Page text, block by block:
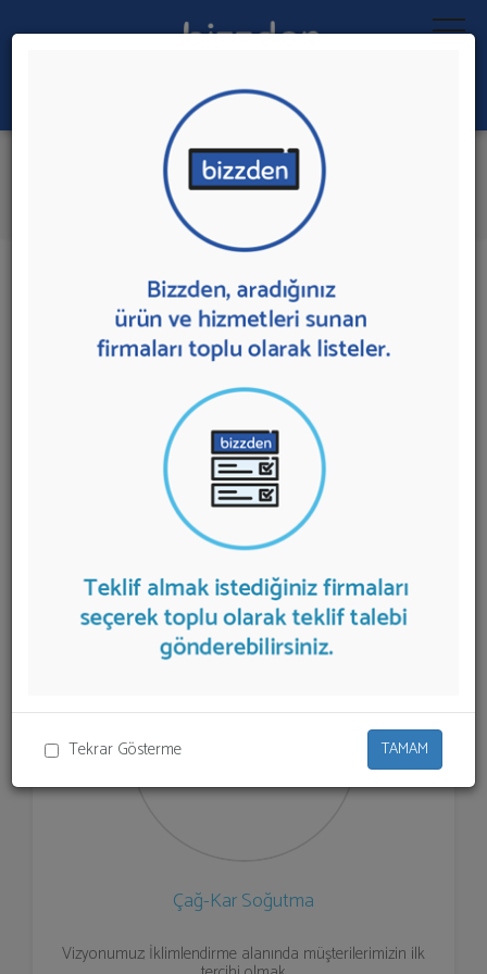
Tekrar Gösterme TAMAM
Ara:
Hava Perdeleri
İlk 1 Firmadan Teklif İste
1 sonuç bulundu.
Sincan'da Hava Perdeleri sunan firmalar
aşağıda listelenmektedir.Hava Perdeleri
için listeden seçim yapıp ya da "İlk 5 Firmadan Teklif İste"
kısmından toplu olarak teklif talebinizi firmalara
aktarabilirsiniz.
Çağ-Kar Soğutma
Vizyonumuz; İklimlendirme alanında müşterilerimizin ilk